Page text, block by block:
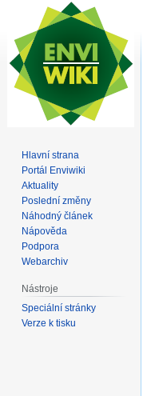
Hlavní strana
Portál Enviwiki
Aktuality
Poslední změny
Náhodný článek
Nápověda
Podpora
Webarchiv
Nástroje
Speciální stránky
Verze k tisku